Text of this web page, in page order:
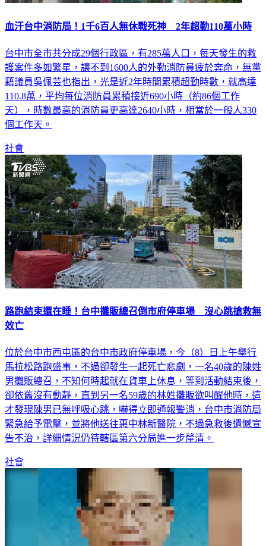
台中市全市共分成29個行政區，有285萬人口，每天發生的救
護案件多如繁星，讓不到1600人的外勤消防員疲於奔命，無黨
籍議員吳佩芸也指出，光是近2年時間累積超勤時數，就高達
110.8萬，平均每位消防員累積接近690小時（約86個工作
天），時數最高的消防員更高達2640小時，相當於一般人330
社會
路跑結束還在睡！台中攤販總召倒市府停車場 沒心跳搶救無
位於台中市西屯區的台中市政府停車場，今（8）日上午舉行
馬拉松路跑盛事，不過卻發生一起死亡悲劇，一名40歲的陳姓
男攤販總召，不知何時起就在貨車上休息，等到活動結束後，
卻依舊沒有動靜，直到另一名59歲的林姓攤販欲叫醒他時，這
才發現陳男已無呼吸心跳，嚇得立即通報警消，台中市消防局
緊急給予電擊，並將他送往惠中林新醫院，不過急救後遺憾宣
社會